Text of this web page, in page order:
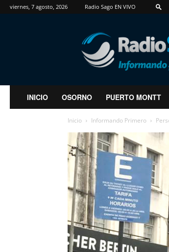
viernes, 7 agosto, 2026 Radio Sago EN VIVO
RadioSago
INICIO OSORNO PUERTO MONTT
Inicio Informando Primero